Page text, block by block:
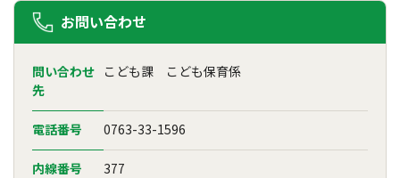
お問い合わせ
問い合わせ
先
こども課 こども保育係
電話番号 0763-33-1596
内線番号 377